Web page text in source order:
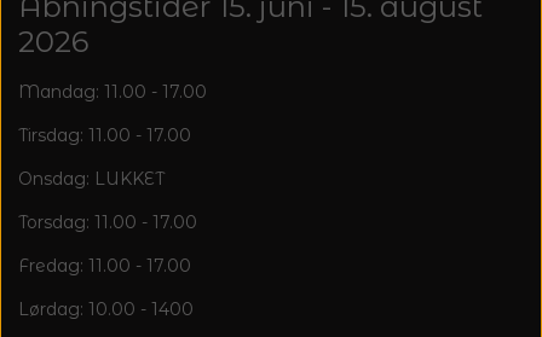
2026
Mandag: 11.00 - 17.00
Tirsdag: 11.00 - 17.00
Onsdag: LUKKET
Torsdag: 11.00 - 17.00
Fredag: 11.00 - 17.00
Lørdag: 10.00 - 1400